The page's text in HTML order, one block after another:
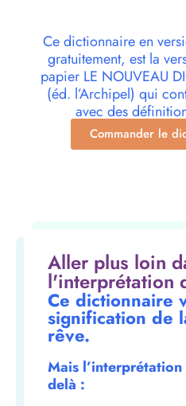
Ce dictionnaire en
gratuitement, est la
papier LE NOUVEAU
(éd. l’Archipel) qui
avec des
Commander le
Aller plus loin
l'interprétation
Ce dictionnaire
signification de
rêve.
Mais l’interprétation
delà :